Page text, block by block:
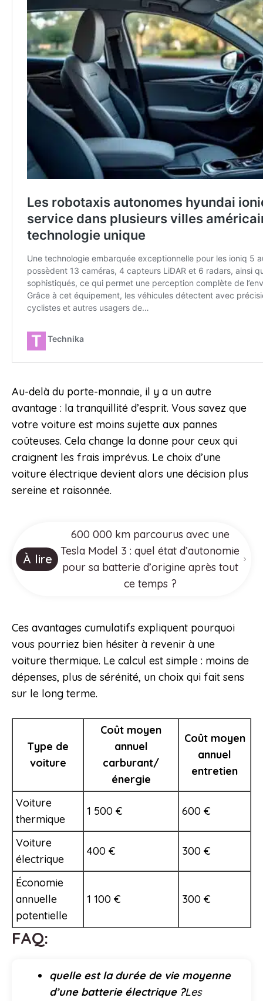
Au-delà du porte-monnaie, il y a un autre
avantage : la tranquillité d’esprit. Vous savez que
votre voiture est moins sujette aux pannes
coûteuses. Cela change la donne pour ceux qui
craignent les frais imprévus. Le choix d’une
voiture électrique devient alors une décision plus
sereine et raisonnée.
À lire
600 000 km parcourus avec une
Tesla Model 3 : quel état d’autonomie
pour sa batterie d’origine après tout
ce temps ?
Ces avantages cumulatifs expliquent pourquoi
vous pourriez bien hésiter à revenir à une
voiture thermique. Le calcul est simple : moins de
dépenses, plus de sérénité, un choix qui fait sens
sur le long terme.
Type de
voiture
Coût moyen
annuel
carburant/
énergie
Coût moyen
annuel
entretien
Voiture
thermique
1 500 € 600 €
Voiture
électrique
400 € 300 €
Économie
annuelle
potentielle
1 100 € 300 €
FAQ:
quelle est la durée de vie moyenne
d’une batterie électrique ?Les